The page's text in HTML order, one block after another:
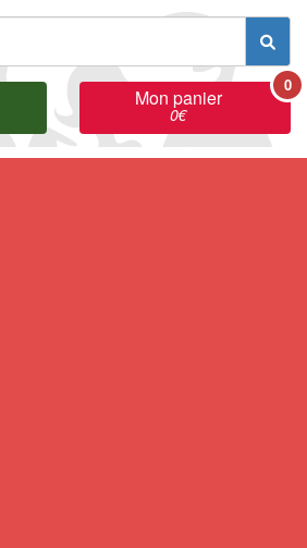
Mon panier
0€
0